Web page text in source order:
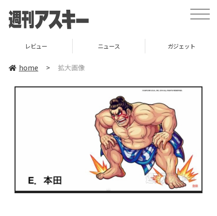
toggle
レビュー ニュース ガジェット
home > 拡大画像